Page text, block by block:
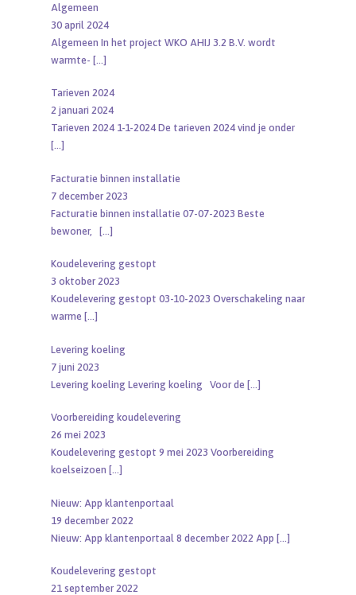
Algemeen
30 april 2024
Algemeen In het project WKO AHIJ 3.2 B.V. wordt
warmte- […]
Tarieven 2024
2 januari 2024
Tarieven 2024 1-1-2024 De tarieven 2024 vind je onder
[…]
Facturatie binnen installatie
7 december 2023
Facturatie binnen installatie 07-07-2023 Beste
bewoner, […]
Koudelevering gestopt
3 oktober 2023
Koudelevering gestopt 03-10-2023 Overschakeling naar
warme […]
Levering koeling
7 juni 2023
Levering koeling Levering koeling Voor de […]
Voorbereiding koudelevering
26 mei 2023
Koudelevering gestopt 9 mei 2023 Voorbereiding
koelseizoen […]
Nieuw: App klantenportaal
19 december 2022
Nieuw: App klantenportaal 8 december 2022 App […]
Koudelevering gestopt
21 september 2022